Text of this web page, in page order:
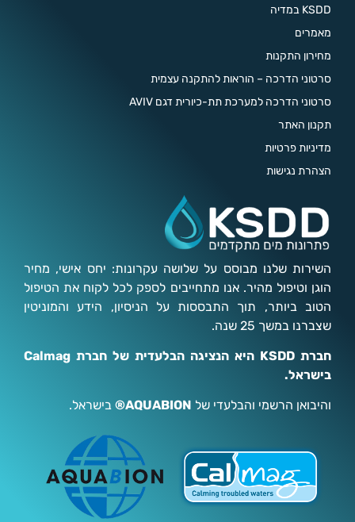
KSDD במדיה
מאמרים
מחירון התקנות
סרטוני הדרכה – הוראות להתקנה עצמית
סרטוני הדרכה למערכת תת-כיורית דגם AVIV
תקנון האתר
מדיניות פרטיות
הצהרת נגישות
השירות שלנו מבוסס על שלושה עקרונות: יחס אישי, מחיר
הוגן וטיפול מהיר. אנו מתחייבים לספק לכל לקוח את הטיפול
הטוב ביותר, תוך התבססות על הניסיון, הידע והמוניטין
שצברנו במשך 25 שנה.
חברת KSDD היא הנציגה הבלעדית של חברת Calmag
בישראל.
והיבואן הרשמי והבלעדי של AQUABION® בישראל.